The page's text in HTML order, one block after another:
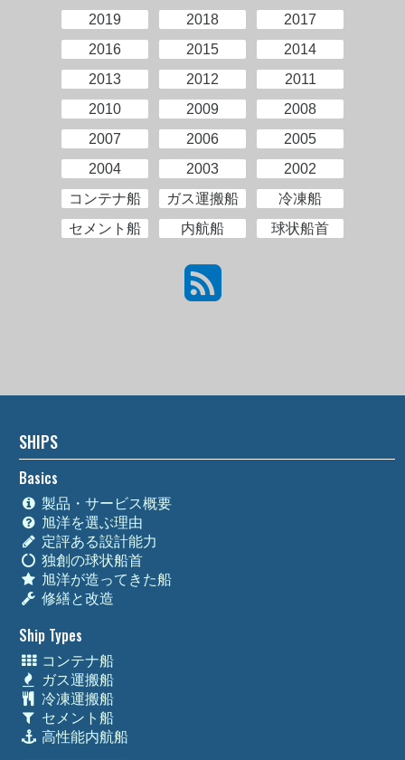
2019
2018
2017
2016
2015
2014
2013
2012
2011
2010
2009
2008
2007
2006
2005
2004
2003
2002
コンテナ船
ガス運搬船
冷凍船
セメント船
内航船 球状船首
SHIPS
Basics
製品・サービス概要
旭洋を選ぶ理由
定評ある設計能力
独創の球状船首
旭洋が造ってきた船
修繕と改造
Ship Types
コンテナ船
ガス運搬船
冷凍運搬船
セメント船
高性能内航船